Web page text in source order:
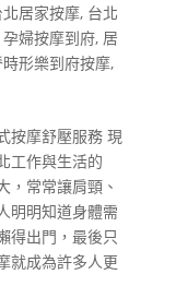
北居家按摩, 台北
孕婦按摩到府, 居
形樂到府按摩,
按摩舒壓服務 現
工作與生活的
，常常讓肩頸、
明明知道身體需
得出門，最後只
就成為許多人更